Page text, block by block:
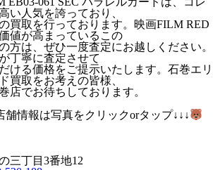
い人気を誇っており、
買取を行っております。映画FILM RED
値が高まっているこの
方は、ぜひ一度査定にお越しください。
丁寧に査定させて
ける価格をご提示いたします。石巻エリ
買取をお考えの皆様、
店でお待ちしております。
舗情報は写真をクリックorタップ↓↓↓
三丁目3番地12